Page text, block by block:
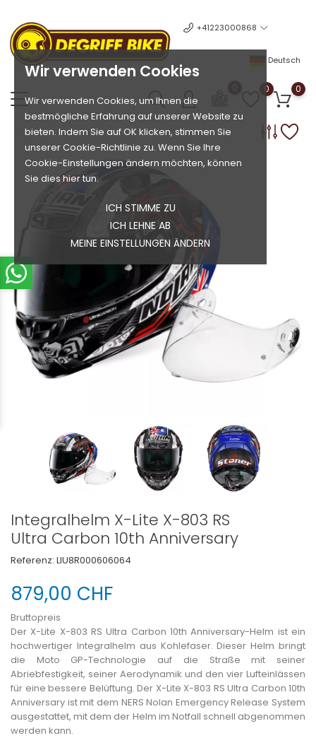
Wir verwenden Cookies
Wir verwenden Cookies, um Ihnen die
bestmögliche Erfahrung auf unserer Website zu
bieten. Indem Sie auf OK klicken, stimmen Sie
unserer Cookie-Richtlinie zu. Wenn Sie Ihre
Cookie-Einstellungen ändern möchten, können
Sie dies hier tun.
ICH STIMME ZU
ICH LEHNE AB
MEINE EINSTELLUNGEN ÄNDERN
+41223000868
Deutsch
0 0
Integralhelm X-Lite X-803 RS
Ultra Carbon 10th Anniversary
Referenz: LIU8R000606064
879,00 CHF
Bruttopreis
Der X-Lite X-803 RS Ultra Carbon 10th Anniversary-Helm ist ein
hochwertiger Integralhelm aus Kohlefaser. Dieser Helm bringt
die Moto GP-Technologie auf die Straße mit seiner
Abriebfestigkeit, seiner Aerodynamik und den vier Lufteinlässen
für eine bessere Belüftung. Der X-Lite X-803 RS Ultra Carbon 10th
Anniversary ist mit dem NERS Nolan Emergency Release System
ausgestattet, mit dem der Helm im Notfall schnell abgenommen
werden kann.